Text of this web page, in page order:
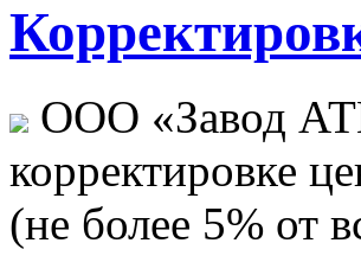
ООО «Завод
корректировке
(не более 5% от